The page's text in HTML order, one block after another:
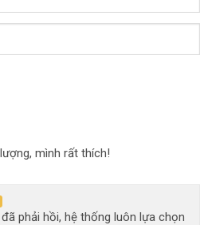
mình rất thích!
phải hồi, hệ thống luôn lựa chọn